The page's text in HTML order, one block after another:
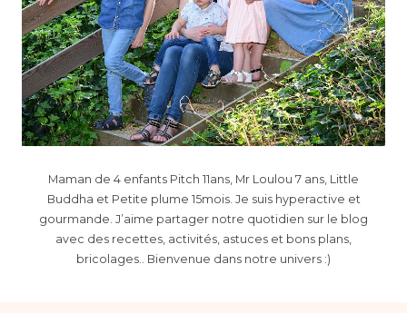
Maman de 4 enfants Pitch 11ans, Mr Loulou 7 ans, Little
Buddha et Petite plume 15mois. Je suis hyperactive et
gourmande. J’aime partager notre quotidien sur le blog
avec des recettes, activités, astuces et bons plans,
bricolages.. Bienvenue dans notre univers :)